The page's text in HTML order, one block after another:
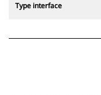
Type interface